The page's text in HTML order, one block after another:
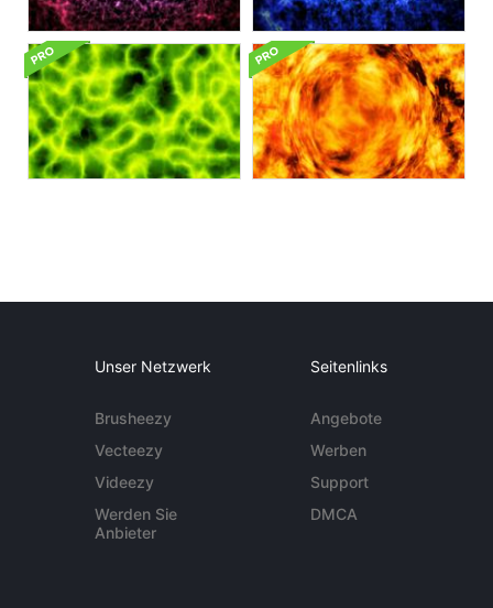
Unser Netzwerk
Brusheezy
Vecteezy
Videezy
Werden Sie
Anbieter
Seitenlinks
Angebote
Werben
Support
DMCA